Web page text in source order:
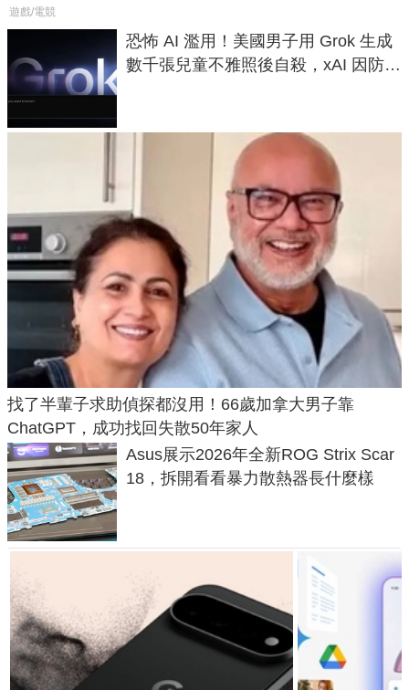
遊戲/電競
恐怖 AI 濫用！美國男子用 Grok 生成
數千張兒童不雅照後自殺，xAI 因防護
找了半輩子求助偵探都沒用！66歲加拿大男子靠
ChatGPT，成功找回失散50年家人
Asus展示2026年全新ROG Strix Scar
18，拆開看看暴力散熱器長什麼樣